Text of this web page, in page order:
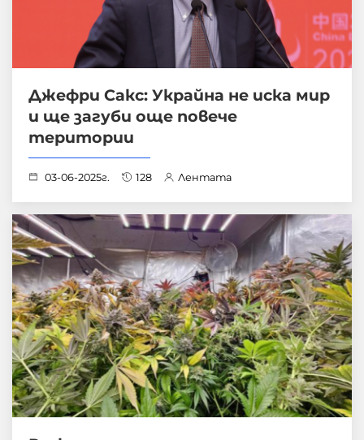
Джефри Сакс: Украйна не иска мир
и ще загуби още повече
територии
03-06-2025г. 128 Лентата